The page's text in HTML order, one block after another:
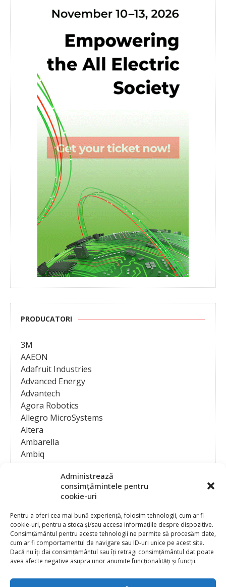
Administrează
consimțămintele pentru
cookie-uri
Pentru a oferi cea mai bună experiență, folosim tehnologii, cum ar fi
cookie-uri, pentru a stoca și/sau accesa informațiile despre dispozitive.
Consimțământul pentru aceste tehnologii ne permite să procesăm date,
cum ar fi comportamentul de navigare sau ID-uri unice pe acest site.
Dacă nu îți dai consimțământul sau îți retragi consimțământul dat poate
avea afecte negative asupra unor anumite funcționalități și funcții.
PRODUCATORI
3M
AAEON
Adafruit Industries
Advanced Energy
Advantech
Agora Robotics
Allegro MicroSystems
Altera
Ambarella
Ambiq
Analog Devices
Anritsu Corporation
Ansys
APS
Arduino
Arm
Asentics